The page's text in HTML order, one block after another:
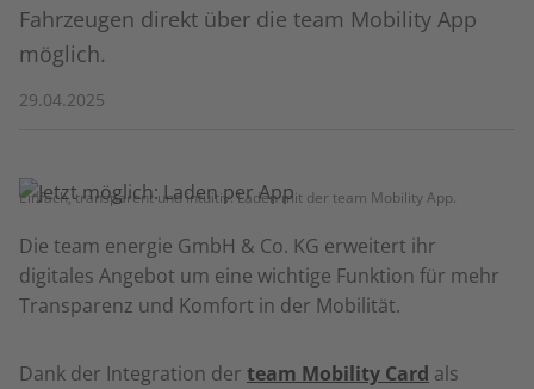
Fahrzeugen direkt über die team Mobility App
möglich.
29.04.2025
Einfach, transparent und intuitiv: Laden mit der team Mobility App.
Die team energie GmbH & Co. KG erweitert ihr
digitales Angebot um eine wichtige Funktion für mehr
Transparenz und Komfort in der Mobilität.
Dank der Integration der team Mobility Card als